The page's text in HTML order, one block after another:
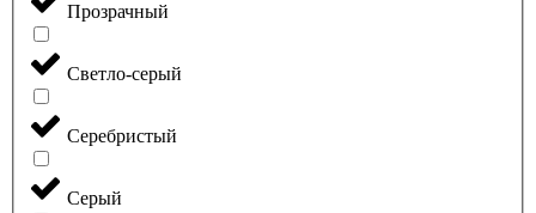
Прозрачный
Светло-серый
Серебристый
Серый